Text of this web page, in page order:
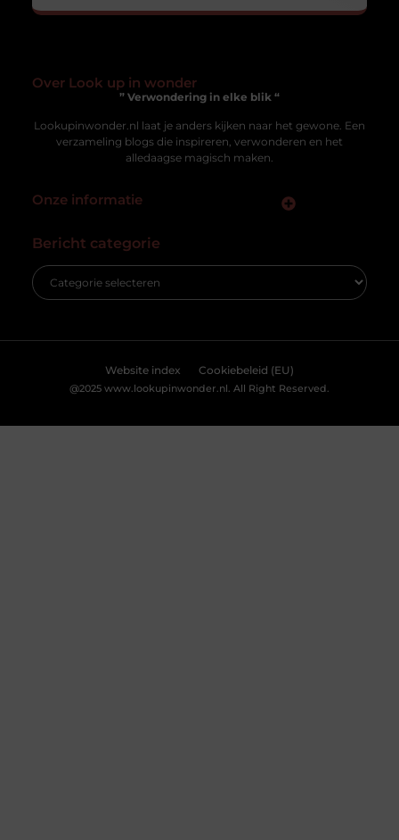
Een stijlvolle vloer op een budget: de schoonheid van
houten visgraat vloeren
spannende, zij het soms ook overweldigende taak zijn.